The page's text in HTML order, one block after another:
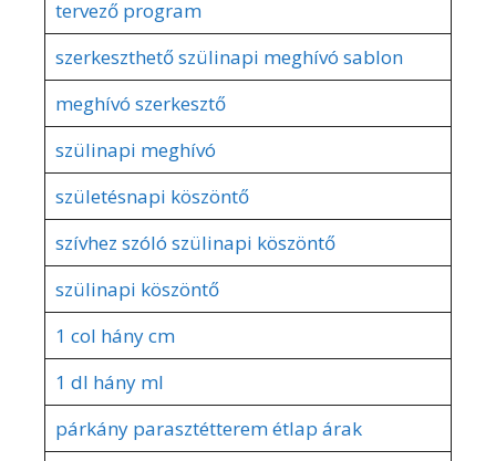
tervező program
szerkeszthető szülinapi meghívó sablon
meghívó szerkesztő
szülinapi meghívó
születésnapi köszöntő
szívhez szóló szülinapi köszöntő
szülinapi köszöntő
1 col hány cm
1 dl hány ml
párkány parasztétterem étlap árak